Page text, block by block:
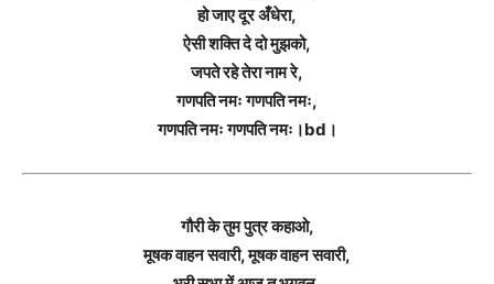
हो जाए दूर अँधेरा,
ऐसी शक्ति दे दो मुझको,
जपते रहे तेरा नाम रे,
गणपति नमः गणपति नमः,
गणपति नमः गणपति नमः।bd।
गौरी के तुम पुत्र कहाओ,
मूषक वाहन सवारी, मूषक वाहन सवारी,